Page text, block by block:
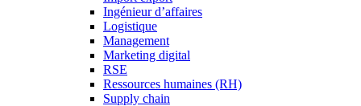
Ingénieur d’affaires
Logistique
Management
Marketing digital
RSE
Ressources humaines (RH)
Supply chain